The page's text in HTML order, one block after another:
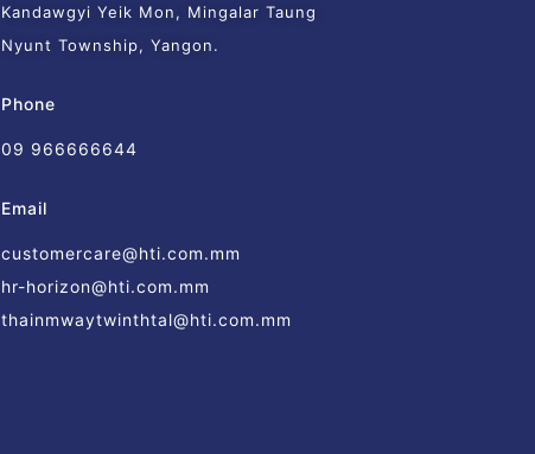
Kandawgyi Yeik Mon, Mingalar Taung
Nyunt Township, Yangon.
Phone
09 966666644
Email
customercare@hti.com.mm
hr-horizon@hti.com.mm
thainmwaytwinthtal@hti.com.mm